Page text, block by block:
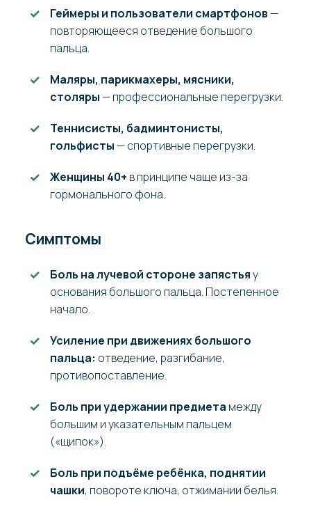
Геймеры и пользователи смартфонов —
повторяющееся отведение большого
пальца.
Маляры, парикмахеры, мясники,
столяры — профессиональные перегрузки.
Теннисисты, бадминтонисты,
гольфисты — спортивные перегрузки.
Женщины 40+ в принципе чаще из-за
гормонального фона.
Симптомы
Боль на лучевой стороне запястьяу
основания большого пальца. Постепенное
начало.
Усиление при движениях большого
пальца: отведение, разгибание,
противопоставление.
Боль при удержании предмета между
большим и указательным пальцем
(«щипок»).
Боль при подъёме ребёнка, поднятии
чашки, повороте ключа, отжимании белья.